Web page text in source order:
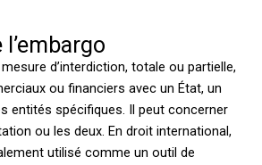
d’interdiction, totale ou partielle,
ou financiers avec un État, un
entités spécifiques. Il peut concerner
ou les deux. En droit international,
utilisé comme un outil de